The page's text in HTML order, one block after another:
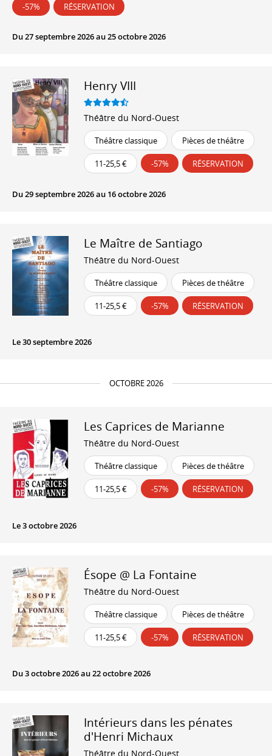
-57% RÉSERVATION
Du 27 septembre 2026 au 25 octobre 2026
Henry VIII
Théâtre du Nord-Ouest
Théâtre classique Pièces de théâtre
11-25,5 € -57% RÉSERVATION
Du 29 septembre 2026 au 16 octobre 2026
Le Maître de Santiago
Théâtre du Nord-Ouest
Théâtre classique Pièces de théâtre
11-25,5 € -57% RÉSERVATION
Le 30 septembre 2026
OCTOBRE 2026
Les Caprices de Marianne
Théâtre du Nord-Ouest
Théâtre classique Pièces de théâtre
11-25,5 € -57% RÉSERVATION
Le 3 octobre 2026
Ésope @ La Fontaine
Théâtre du Nord-Ouest
Théâtre classique Pièces de théâtre
11-25,5 € -57% RÉSERVATION
Du 3 octobre 2026 au 22 octobre 2026
Intérieurs dans les pénates
d'Henri Michaux
Théâtre du Nord-Ouest